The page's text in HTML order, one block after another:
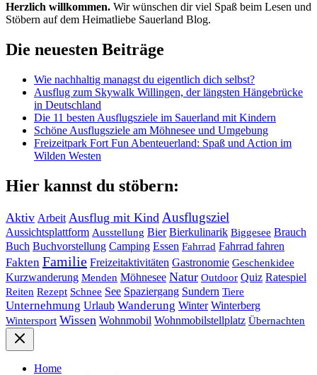
Herzlich willkommen. Wir wünschen dir viel Spaß beim Lesen und
Stöbern auf dem Heimatliebe Sauerland Blog.
Die neuesten Beiträge
Wie nachhaltig managst du eigentlich dich selbst?
Ausflug zum Skywalk Willingen, der längsten Hängebrücke
in Deutschland
Die 11 besten Ausflugsziele im Sauerland mit Kindern
Schöne Ausflugsziele am Möhnesee und Umgebung
Freizeitpark Fort Fun Abenteuerland: Spaß und Action im
Wilden Westen
Hier kannst du stöbern:
Aktiv Arbeit Ausflug mit Kind Ausflugsziel
Aussichtsplattform Ausstellung Bier Bierkulinarik Biggesee Brauch
Buch Buchvorstellung Camping Essen Fahrrad Fahrrad fahren
Fakten Familie Freizeitaktivitäten Gastronomie Geschenkidee
Kurzwanderung Menden Möhnesee Natur Outdoor Quiz Ratespiel
Reiten Rezept Schnee See Spaziergang Sundern Tiere
Unternehmung Urlaub Wanderung Winter Winterberg
Wintersport Wissen Wohnmobil Wohnmobilstellplatz Übernachten
Home